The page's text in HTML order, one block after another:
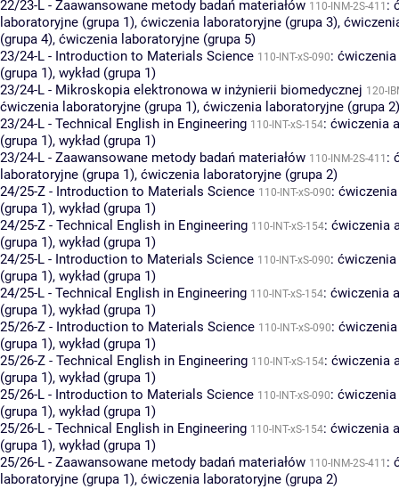
22/23-L - Zaawansowane metody badań materiałów 110-INM-2S-411 :
laboratoryjne (grupa 1), ćwiczenia laboratoryjne (grupa 3),
(grupa 4), ćwiczenia laboratoryjne (grupa 5)
23/24-L - Introduction to Materials Science 110-INT-xS-090:
(grupa 1), wykład (grupa 1)
23/24-L - Mikroskopia elektronowa w inżynierii biomedycznej 120-
ćwiczenia laboratoryjne (grupa 1), ćwiczenia laboratoryjne (grupa 2)
23/24-L - Technical English in Engineering 110-INT-xS-154: ćwiczenia
(grupa 1), wykład (grupa 1)
23/24-L - Zaawansowane metody badań materiałów 110-INM-2S-411 :
laboratoryjne (grupa 1), ćwiczenia laboratoryjne (grupa 2)
24/25-Z - Introduction to Materials Science 110-INT-xS-090:
(grupa 1), wykład (grupa 1)
24/25-Z - Technical English in Engineering 110-INT-xS-154: ćwiczenia
(grupa 1), wykład (grupa 1)
24/25-L - Introduction to Materials Science 110-INT-xS-090:
(grupa 1), wykład (grupa 1)
24/25-L - Technical English in Engineering 110-INT-xS-154: ćwiczenia
(grupa 1), wykład (grupa 1)
25/26-Z - Introduction to Materials Science 110-INT-xS-090:
(grupa 1), wykład (grupa 1)
25/26-Z - Technical English in Engineering 110-INT-xS-154: ćwiczenia
(grupa 1), wykład (grupa 1)
25/26-L - Introduction to Materials Science 110-INT-xS-090:
(grupa 1), wykład (grupa 1)
25/26-L - Technical English in Engineering 110-INT-xS-154: ćwiczenia
(grupa 1), wykład (grupa 1)
25/26-L - Zaawansowane metody badań materiałów 110-INM-2S-411 :
laboratoryjne (grupa 1), ćwiczenia laboratoryjne (grupa 2)